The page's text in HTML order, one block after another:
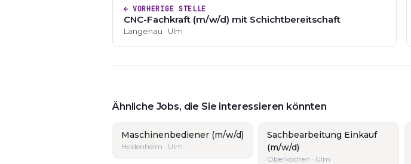
← VORHERIGE STELLE
CNC-Fachkraft (m/w/d) mit Schichtbereitschaft
Langenau · Ulm
Ähnliche Jobs, die Sie interessieren könnten
Maschinenbediener (m/w/d)
Heidenheim · Ulm
Sachbearbeitung Einkauf
(m/w/d)
Oberkochen · Ulm